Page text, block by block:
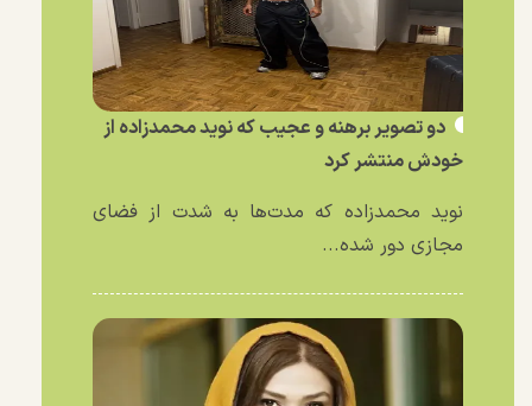
دو تصویر برهنه و عجیب که نوید محمدزاده از
خودش منتشر کرد
نوید محمدزاده که مدت‌ها به شدت از فضای
مجازی دور شده...